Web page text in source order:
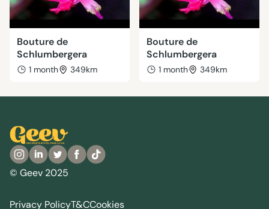
Bouture de
Schlumbergera
1 month 349km
Bouture de
Schlumbergera
1 month 349km
© Geev 2025
Privacy PolicyT&CCookies